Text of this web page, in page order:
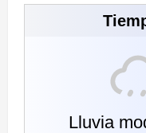
Lluvia